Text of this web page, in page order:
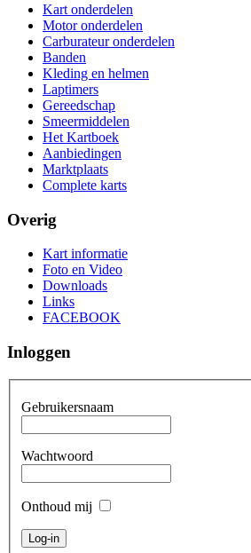
Kart onderdelen
Motor onderdelen
Carburateur onderdelen
Banden
Kleding en helmen
Laptimers
Gereedschap
Smeermiddelen
Het Kartboek
Aanbiedingen
Marktplaats
Complete karts
Overig
Kart informatie
Foto en Video
Downloads
Links
FACEBOOK
Inloggen
Gebruikersnaam
Wachtwoord
Onthoud mij